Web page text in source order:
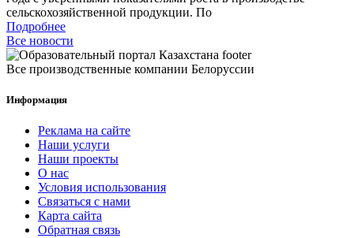
сельскохозяйственной продукции. По
Подробнее
Все новости
Все производственные компании Белоруссии
Информация
Реклама на сайте
Наши услуги
Наши проекты
О нас
Условия использования
Связаться с нами
Карта сайта
Обратная связь